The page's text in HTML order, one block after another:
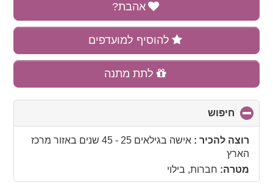
אהבת?
להוסיף למועדפים
לתת מתנה
חיפוש
to
collapseרוצה להכיר :אישה בגילאים 25 - 45 שנים באזור מרכז
הארץ
מטרה: חברות, בילוי